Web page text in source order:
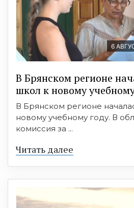
6
В Брянском регионе
школ к новому
В Брянском регионе
новому учебному году. В
комиссия за ...
Читать далее